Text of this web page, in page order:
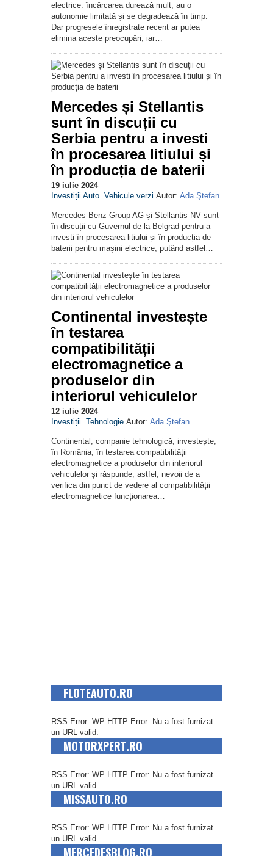
electrice: încărcarea durează mult, au o
autonomie limitată și se degradează în timp.
Dar progresele înregistrate recent ar putea
elimina aceste preocupări, iar…
Mercedes și Stellantis
sunt în discuții cu
Serbia pentru a investi
în procesarea litiului și
în producția de baterii
19 iulie 2024
Investiții Auto Vehicule verzi Autor: Ada Ştefan
Mercedes-Benz Group AG și Stellantis NV sunt
în discuții cu Guvernul de la Belgrad pentru a
investi în procesarea litiului și în producția de
baterii pentru mașini electrice, putând astfel…
Continental investește
în testarea
compatibilității
electromagnetice a
produselor din
interiorul vehiculelor
12 iulie 2024
Investiții Tehnologie Autor: Ada Ştefan
Continental, companie tehnologică, investește,
în România, în testarea compatibilității
electromagnetice a produselor din interiorul
vehiculelor și răspunde, astfel, nevoii de a
verifica din punct de vedere al compatibilității
electromagnetice funcționarea…
FLOTEAUTO.RO
RSS Error: WP HTTP Error: Nu a fost furnizat
un URL valid.
MOTORXPERT.RO
RSS Error: WP HTTP Error: Nu a fost furnizat
un URL valid.
MISSAUTO.RO
RSS Error: WP HTTP Error: Nu a fost furnizat
un URL valid.
MERCEDESBLOG.RO